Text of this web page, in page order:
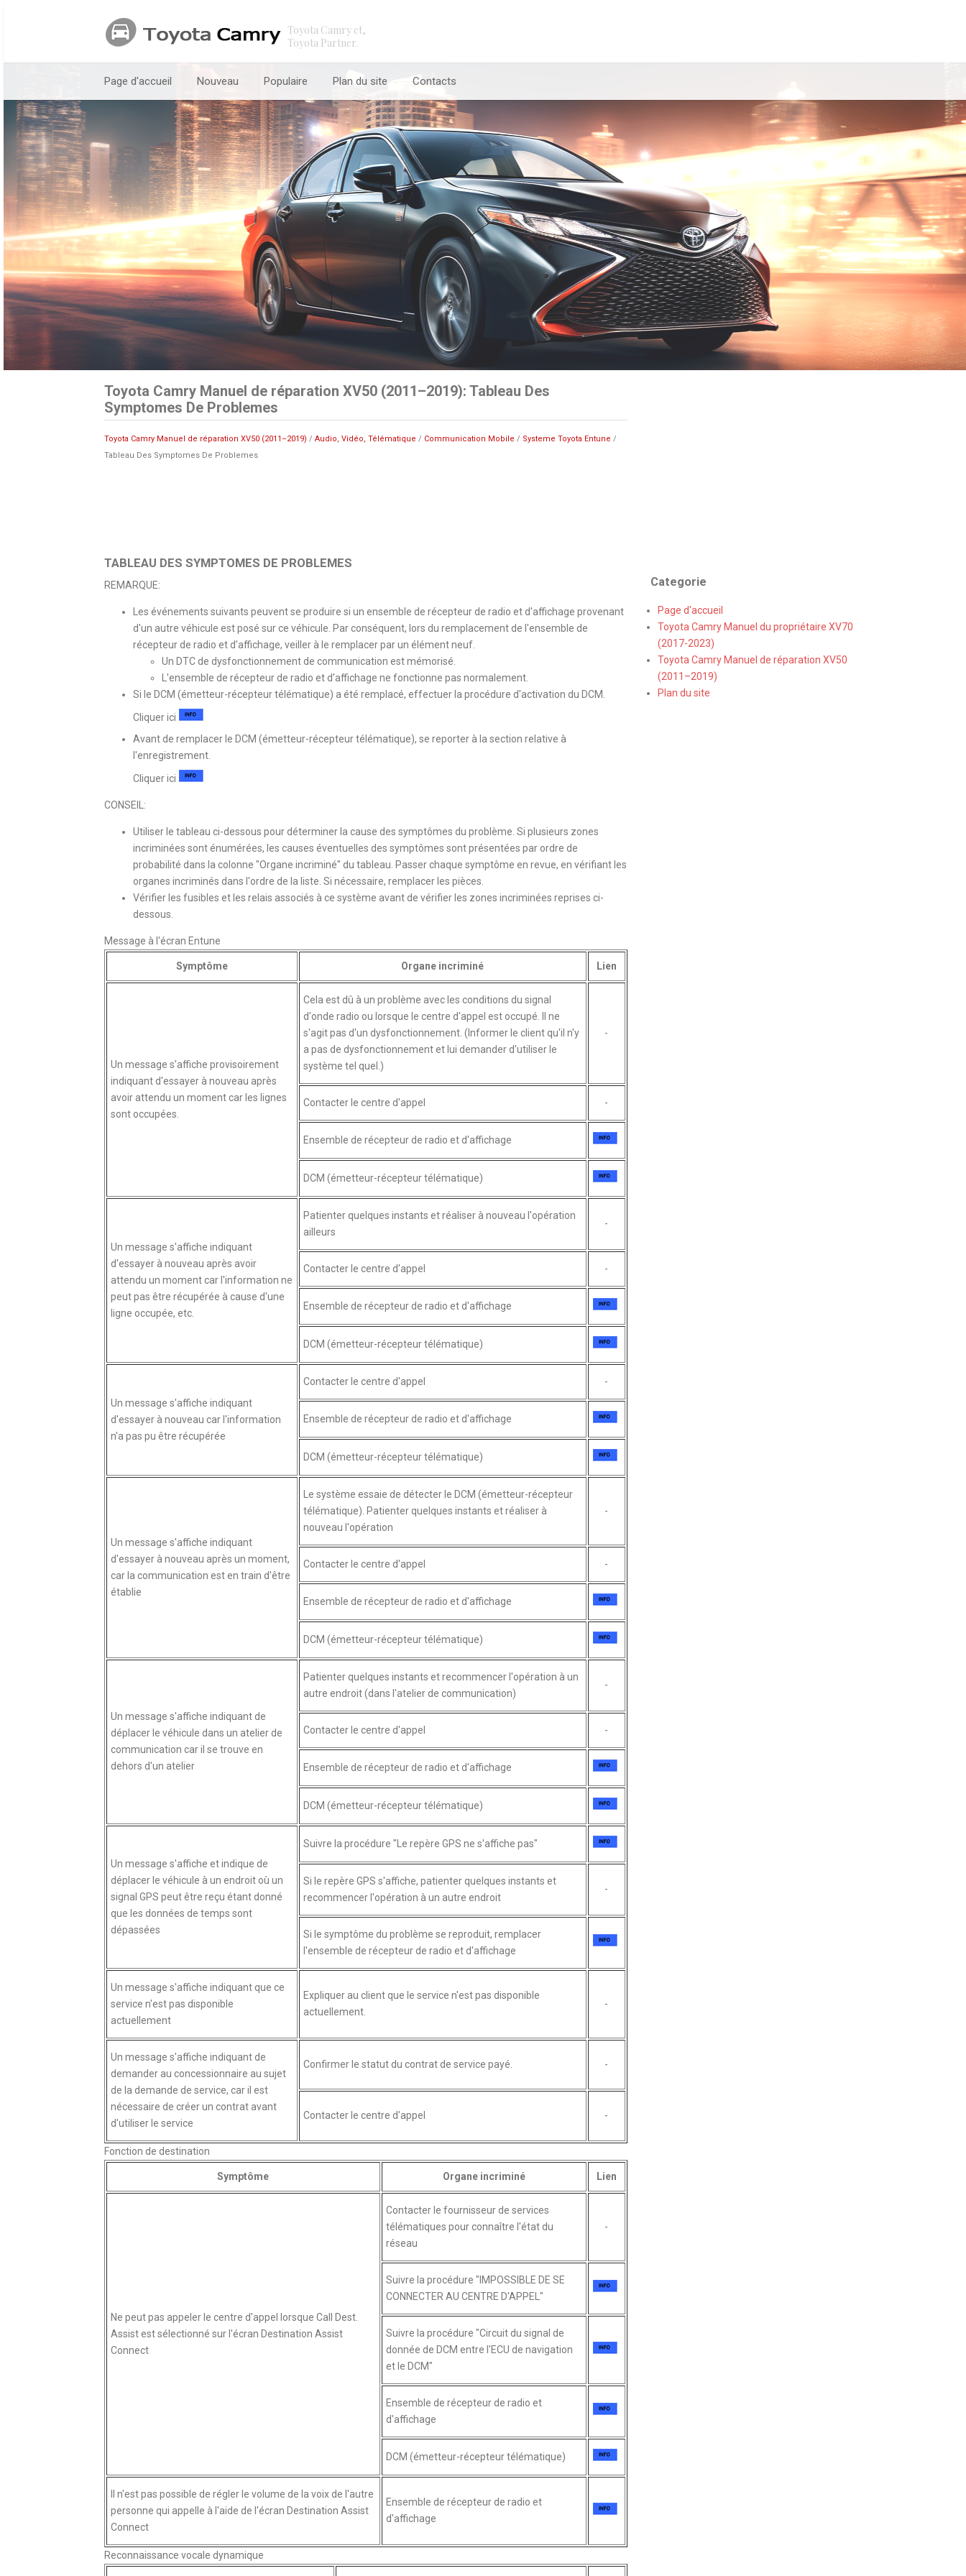
Toyota Camry et,
Toyota Partner.
Page d'accueil Nouveau Populaire Plan du site Contacts
Toyota Camry Manuel de réparation XV50 (2011–2019): Tableau Des
Symptomes De Problemes
Toyota Camry Manuel de réparation XV50 (2011–2019) / Audio, Vidéo, Télématique / Communication Mobile / Systeme Toyota Entune /
Tableau Des Symptomes De Problemes
TABLEAU DES SYMPTOMES DE PROBLEMES
REMARQUE:
Les événements suivants peuvent se produire si un ensemble de récepteur de radio et d'affichage provenant
d'un autre véhicule est posé sur ce véhicule. Par conséquent, lors du remplacement de l'ensemble de
récepteur de radio et d'affichage, veiller à le remplacer par un élément neuf.
Un DTC de dysfonctionnement de communication est mémorisé.
L'ensemble de récepteur de radio et d'affichage ne fonctionne pas normalement.
Si le DCM (émetteur-récepteur télématique) a été remplacé, effectuer la procédure d'activation du DCM.
Cliquer ici
Avant de remplacer le DCM (émetteur-récepteur télématique), se reporter à la section relative à
l'enregistrement.
Cliquer ici
CONSEIL:
Utiliser le tableau ci-dessous pour déterminer la cause des symptômes du problème. Si plusieurs zones
incriminées sont énumérées, les causes éventuelles des symptômes sont présentées par ordre de
probabilité dans la colonne "Organe incriminé" du tableau. Passer chaque symptôme en revue, en vérifiant les
organes incriminés dans l'ordre de la liste. Si nécessaire, remplacer les pièces.
Vérifier les fusibles et les relais associés à ce système avant de vérifier les zones incriminées reprises ci-
dessous.
Message à l'écran Entune
Symptôme Organe incriminé Lien
Un message s'affiche provisoirement
indiquant d'essayer à nouveau après
avoir attendu un moment car les lignes
sont occupées.
Cela est dû à un problème avec les conditions du signal
d'onde radio ou lorsque le centre d'appel est occupé. Il ne
s'agit pas d'un dysfonctionnement. (Informer le client qu'il n'y
a pas de dysfonctionnement et lui demander d'utiliser le
système tel quel.)
-
Contacter le centre d'appel -
Ensemble de récepteur de radio et d'affichage
DCM (émetteur-récepteur télématique)
Un message s'affiche indiquant
d'essayer à nouveau après avoir
attendu un moment car l'information ne
peut pas être récupérée à cause d'une
ligne occupée, etc.
Patienter quelques instants et réaliser à nouveau l'opération
ailleurs
-
Contacter le centre d'appel -
Ensemble de récepteur de radio et d'affichage
DCM (émetteur-récepteur télématique)
Un message s'affiche indiquant
d'essayer à nouveau car l'information
n'a pas pu être récupérée
Contacter le centre d'appel -
Ensemble de récepteur de radio et d'affichage
DCM (émetteur-récepteur télématique)
Un message s'affiche indiquant
d'essayer à nouveau après un moment,
car la communication est en train d'être
établie
Le système essaie de détecter le DCM (émetteur-récepteur
télématique). Patienter quelques instants et réaliser à
nouveau l'opération
-
Contacter le centre d'appel -
Ensemble de récepteur de radio et d'affichage
DCM (émetteur-récepteur télématique)
Un message s'affiche indiquant de
déplacer le véhicule dans un atelier de
communication car il se trouve en
dehors d'un atelier
Patienter quelques instants et recommencer l'opération à un
autre endroit (dans l'atelier de communication)
-
Contacter le centre d'appel -
Ensemble de récepteur de radio et d'affichage
DCM (émetteur-récepteur télématique)
Un message s'affiche et indique de
déplacer le véhicule à un endroit où un
signal GPS peut être reçu étant donné
que les données de temps sont
dépassées
Suivre la procédure "Le repère GPS ne s'affiche pas"
Si le repère GPS s'affiche, patienter quelques instants et
recommencer l'opération à un autre endroit
-
Si le symptôme du problème se reproduit, remplacer
l'ensemble de récepteur de radio et d'affichage
Un message s'affiche indiquant que ce
service n'est pas disponible
actuellement
Expliquer au client que le service n'est pas disponible
actuellement.
-
Un message s'affiche indiquant de
demander au concessionnaire au sujet
de la demande de service, car il est
nécessaire de créer un contrat avant
d'utiliser le service
Confirmer le statut du contrat de service payé. -
Contacter le centre d'appel -
Fonction de destination
Symptôme Organe incriminé Lien
Ne peut pas appeler le centre d'appel lorsque Call Dest.
Assist est sélectionné sur l'écran Destination Assist
Connect
Contacter le fournisseur de services
télématiques pour connaître l'état du
réseau
-
Suivre la procédure "IMPOSSIBLE DE SE
CONNECTER AU CENTRE D'APPEL"
Suivre la procédure "Circuit du signal de
donnée de DCM entre l'ECU de navigation
et le DCM"
Ensemble de récepteur de radio et
d'affichage
DCM (émetteur-récepteur télématique)
Il n'est pas possible de régler le volume de la voix de l'autre
personne qui appelle à l'aide de l'écran Destination Assist
Connect
Ensemble de récepteur de radio et
d'affichage
Reconnaissance vocale dynamique
Categorie
Page d'accueil
Toyota Camry Manuel du propriétaire XV70
(2017-2023)
Toyota Camry Manuel de réparation XV50
(2011–2019)
Plan du site